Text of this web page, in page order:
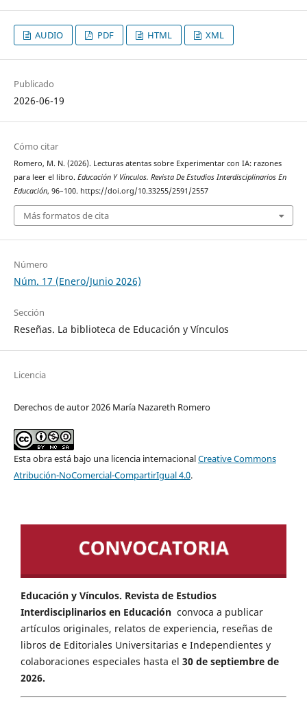
AUDIO PDF HTML XML
Publicado
2026-06-19
Cómo citar
Romero, M. N. (2026). Lecturas atentas sobre Experimentar con IA: razones
para leer el libro. Educación Y Vínculos. Revista De Estudios Interdisciplinarios En
Educación, 96–100. https://doi.org/10.33255/2591/2557
Más formatos de cita
Número
Núm. 17 (Enero/Junio 2026)
Sección
Reseñas. La biblioteca de Educación y Vínculos
Licencia
Derechos de autor 2026 María Nazareth Romero
Esta obra está bajo una licencia internacionalCreative Commons
Atribución-NoComercial-CompartirIgual 4.0.
Educación y Vínculos. Revista de Estudios
Interdisciplinarios en Educación convoca a publicar
artículos originales, relatos de experiencia, reseñas de
libros de Editoriales Universitarias e Independientes y
colaboraciones especiales hasta el 30 de septiembre de
2026.